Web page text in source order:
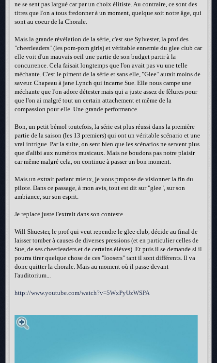
ne se sent pas largué car par un choix élitiste. Au contraire, ce sont des
titres que l'on a tous fredonner à un moment, quelque soit notre âge, qui
sont au coeur de la Chorale.
Mais la grande révélation de la série, c'est sue Sylvester, la prof des
"cheerleaders" (les pom-pom girls) et véritable ennemie du glee club car
elle voit d'un mauvais oeil une partie de son budget partir à la
concurrence. Cela faisait longtemps que l'on avait pas vu une telle
méchante. C'est le piment de la série et sans elle, "Glee" aurait moins de
saveur. Chapeau à jane Lynch qui incarne Sue. Elle nous campe une
méchante que l'on adore détester mais qui a juste assez de fêlures pour
que l'on ai malgré tout un certain attachement et même de la
compassion pour elle. Une grande performance.
Bon, un petit bémol toutefois, la série est plus réussi dans la première
partie de la saison (les 13 premiers) qui ont un véritable scénario et une
vrai intrigue. Par la suite, on sent bien que les scénarios ne servent plus
que d'alibi aux numéros musicaux. Mais ne boudons pas notre plaisir
car même malgré cela, on continue à passer un bon moment.
Mais un extrait parlant mieux, je vous propose de visionner la fin du
pilote. Dans ce passage, à mon avis, tout est dit sur "glee", sur son
ambiance, sur son esprit.
Je replace juste l'extrait dans son conteste.
Will Shuester, le prof qui veut rependre le glee club, décide au final de
laisser tomber à causes de diverses pressions (et en particulier celles de
Sue, de ses cheerleaders et de certains éléves). Et puis il se demande si il
pourra tirer quelque chose de ces "loosers" tant il sont différents. Il va
donc quitter la chorale. Mais au moment où il passe devant
l'auditorium...
http://www.youtube.com/watch?v=5WxPyUzWSPA